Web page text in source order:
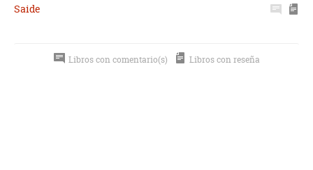
Saide
Libros con comentario(s) Libros con reseña